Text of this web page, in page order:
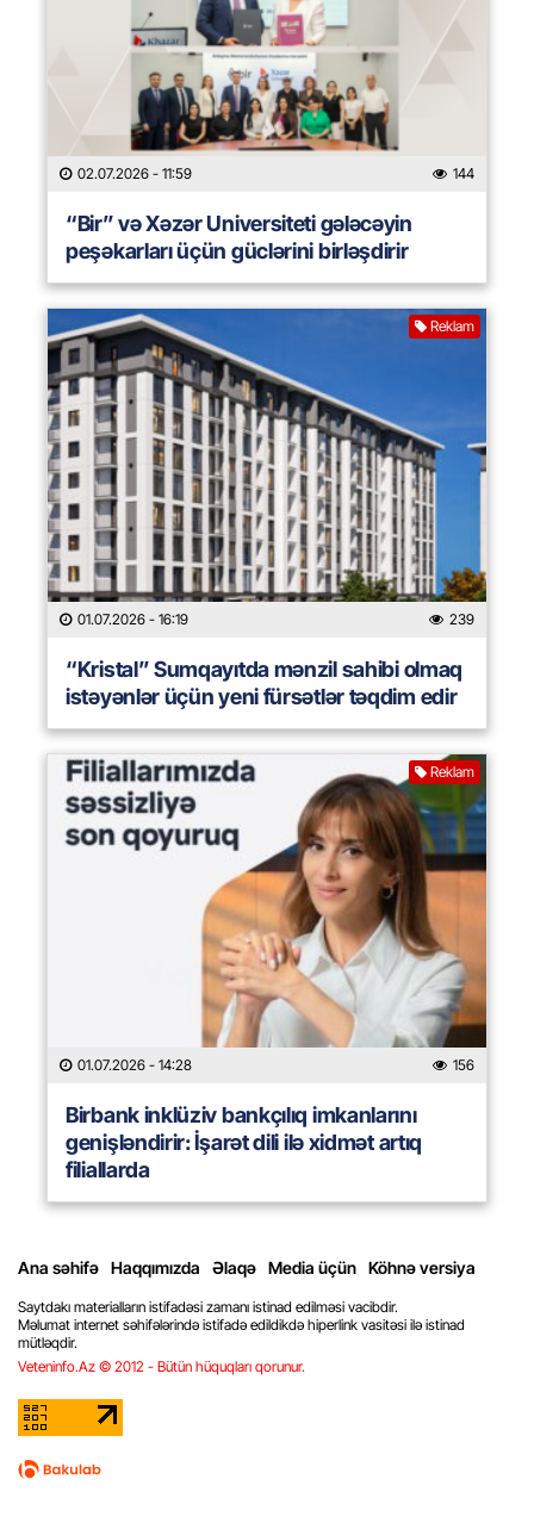
02.07.2026 - 11:59 144
“Bir” və Xəzər Universiteti gələcəyin
peşəkarları üçün güclərini birləşdirir
Reklam
01.07.2026 - 16:19 239
“Kristal” Sumqayıtda mənzil sahibi olmaq
istəyənlər üçün yeni fürsətlər təqdim edir
Reklam
01.07.2026 - 14:28 156
Birbank inklüziv bankçılıq imkanlarını
genişləndirir: İşarət dili ilə xidmət artıq
filiallarda
Ana səhifə Haqqımızda Əlaqə Media üçün Köhnə versiya
Saytdakı materialların istifadəsi zamanı istinad edilməsi vacibdir.
Məlumat internet səhifələrində istifadə edildikdə hiperlink vasitəsi ilə istinad
mütləqdir.
Veteninfo.Az © 2012 - Bütün hüquqları qorunur.